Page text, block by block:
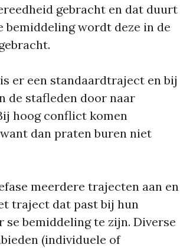
gebracht en dat duurt
wordt deze in de
is er een standaardtraject en bij
de stafleden door naar
hoog conflict komen
dan praten buren niet
meerdere trajecten aan en
traject dat past bij hun
bemiddeling te zijn. Diverse
(individuele of